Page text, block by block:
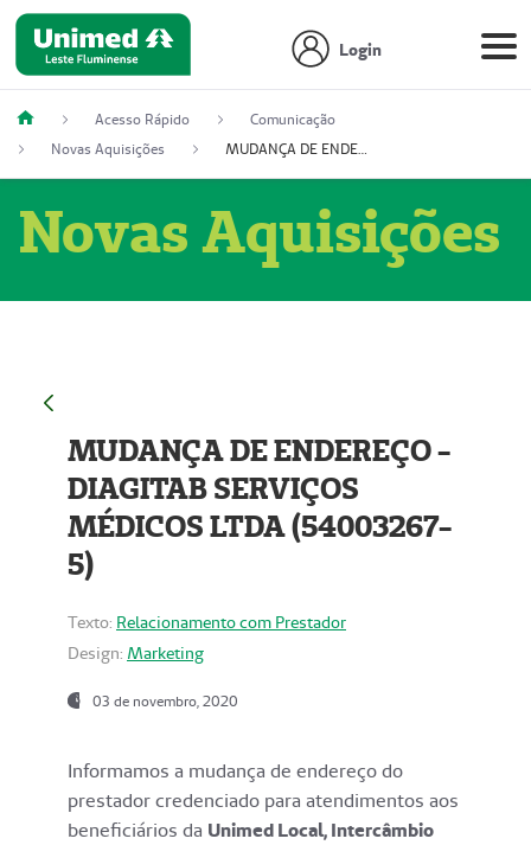
Login
Acesso Rápido
Comunicação
Novas Aquisições
MUDANÇA DE ENDEREÇO - DIAGITAB SERVIÇOS MÉDICOS LTDA (54003267-5)
Novas Aquisições
MUDANÇA DE ENDEREÇO -
DIAGITAB SERVIÇOS
MÉDICOS LTDA (54003267-
5)
Texto: Relacionamento com Prestador
Design: Marketing
03 de novembro, 2020
Informamos a mudança de endereço do
prestador credenciado para atendimentos aos
beneficiários da Unimed Local, Intercâmbio